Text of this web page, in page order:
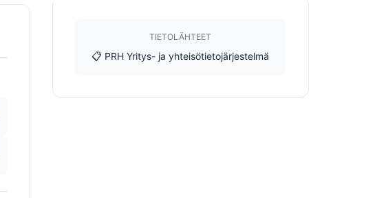
TIETOLÄHTEET
📋 PRH Yritys- ja yhteisötietojärjestelmä